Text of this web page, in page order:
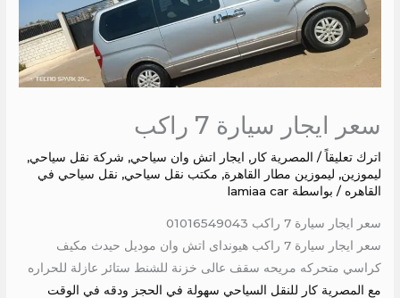
سعر ايجار سيارة 7 راكب
اترك تعليقاً / المصرية كار, ايجار اتش وان سياحي, شركة نقل سياحي,
ليموزين, ليموزين مطار القاهرة, مكتب نقل سياحي, نقل سياحي في
القاهره / بواسطة lamiaa car
سعر ايجار سيارة 7 راكب 01016549043
سعر ايجار سيارة 7 راكب هيونداى اتش وان موديل حيدث مكيف
كراسي متحركه مريحه سقف عالى خزنة للشنط ستائر عازلة للحراره
مع المصرية كار للنقل السياحي سهولة في الحجز ودقه في الوقت